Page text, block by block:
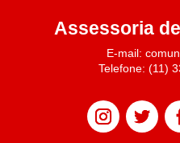
Assessoria
E-mail:
Telefone: (11)